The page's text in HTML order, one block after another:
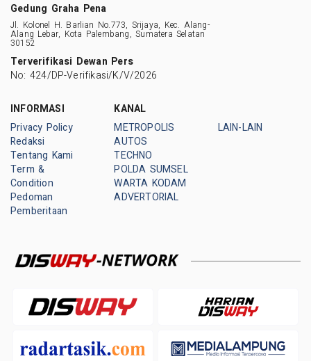
Gedung Graha Pena
Jl. Kolonel H. Barlian No.773, Srijaya, Kec. Alang-
Alang Lebar, Kota Palembang, Sumatera Selatan
30152
Terverifikasi Dewan Pers
No: 424/DP-Verifikasi/K/V/2026
INFORMASI
Privacy Policy
Redaksi
Tentang Kami
Term &
Condition
Pedoman
Pemberitaan
KANAL
METROPOLIS
AUTOS
TECHNO
POLDA SUMSEL
WARTA KODAM
ADVERTORIAL
LAIN-LAIN